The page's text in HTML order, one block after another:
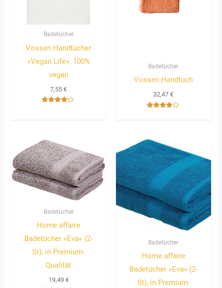
Badetücher
Vossen Handtücher
»Vegan Life«, 100%
vegan
7,55€
Badetücher
Vossen Handtuch
32,47€
Badetücher
Home affaire
Badetücher »Eva« (2-
St), in Premium-
Qualität
19,49 €
Badetücher
Home affaire
Badetücher »Eva« (2-
St), in Premium-